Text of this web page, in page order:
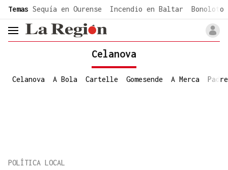
common.go-to-content
Temas Sequía en Ourense Incendio en Baltar Bonoloto
header.menu.open
Celanova
Celanova A Bola Cartelle Gomesende A Merca
POLÍTICA LOCAL